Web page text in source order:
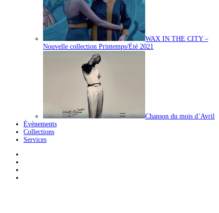
WAX IN THE CITY –
Nouvelle collection Printemps/Été 2021
Chanson du mois d’Avril
Évènements
Collections
Services